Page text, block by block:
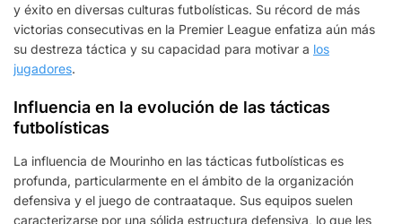
y éxito en diversas culturas futbolísticas. Su récord de más
victorias consecutivas en la Premier League enfatiza aún más
su destreza táctica y su capacidad para motivar a los
jugadores.
Influencia en la evolución de las tácticas
futbolísticas
La influencia de Mourinho en las tácticas futbolísticas es
profunda, particularmente en el ámbito de la organización
defensiva y el juego de contraataque. Sus equipos suelen
caracterizarse por una sólida estructura defensiva, lo que les